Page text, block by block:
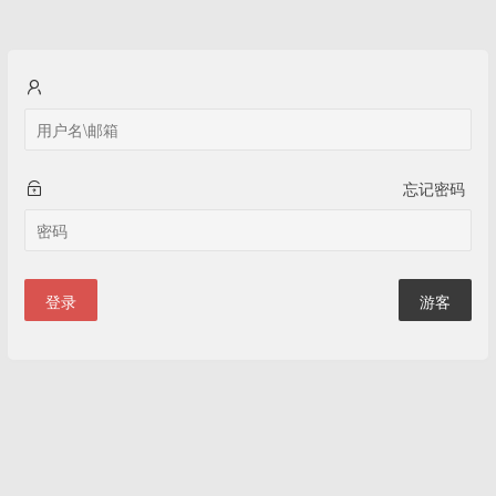
忘记密码
登录 游客